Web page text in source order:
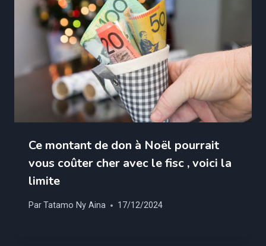
Ce montant de don à Noël pourrait
vous coûter cher avec le fisc , voici la
limite
ParTatamo Ny Aina 17/12/2024